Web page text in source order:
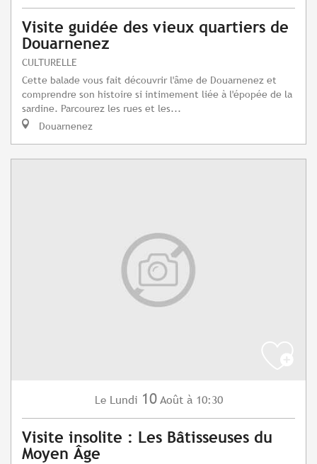
Visite guidée des vieux quartiers de
Douarnenez
CULTURELLE
Cette balade vous fait découvrir l'âme de Douarnenez et
comprendre son histoire si intimement liée à l'épopée de la
sardine. Parcourez les rues et les...
Douarnenez
Le Lundi 10 Août à 10:30
Visite insolite : Les Bâtisseuses du
Moyen Âge